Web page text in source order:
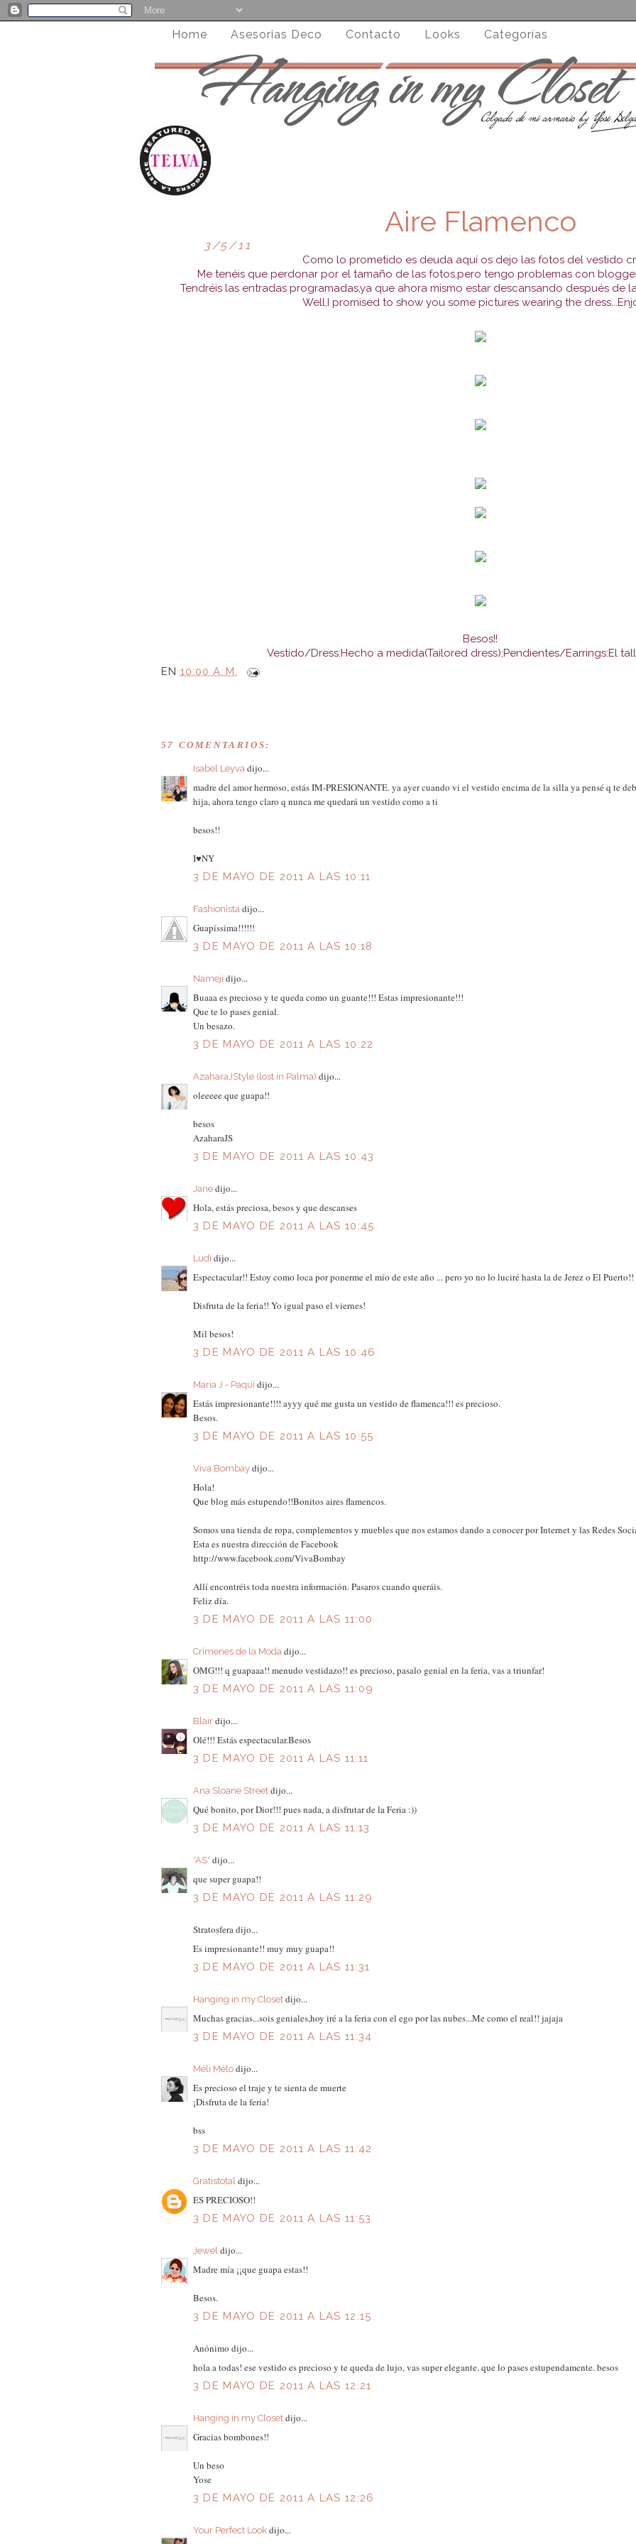
Home Asesorias Deco Contacto Looks Categorías
3/5/11
Aire Flamenco
Como lo prometido es deuda aquí os dejo las fotos del vestido
Me tenéis que perdonar por el tamaño de las fotos,pero tengo problemas con
Tendréis las entradas programadas,ya que ahora mismo estar descansando después de
Well,I promised to show you some pictures wearing the
Besos!!
Vestido/Dress:Hecho a medida(Tailored dress);Pendientes/Earrings:El
EN 10:00 A. M.
57 COMENTARIOS:
Isabel Leyvadijo...
madre del amor hermoso, estás IM-PRESIONANTE. ya ayer cuando vi el vestido encima de la silla ya pensé q te
hija, ahora tengo claro q nunca me quedará un vestido como a ti
besos!!
I♥NY
3 DE MAYO DE 2011 A LAS 10:11
Fashionistadijo...
Guapíssima!!!!!!
3 DE MAYO DE 2011 A LAS 10:18
Nameji dijo...
Buaaa es precioso y te queda como un guante!!! Estas impresionante!!!
Que te lo pases genial.
Un besazo.
3 DE MAYO DE 2011 A LAS 10:22
AzaharaJStyle (lost in Palma) dijo...
oleeeee que guapa!!
besos
AzaharaJS
3 DE MAYO DE 2011 A LAS 10:43
Janedijo...
Hola, estás preciosa, besos y que descanses
3 DE MAYO DE 2011 A LAS 10:45
Ludi dijo...
Espectacular!! Estoy como loca por ponerme el mío de este año ... pero yo no lo luciré hasta la de Jerez o El Puerto!!
Disfruta de la feria!! Yo igual paso el viernes!
Mil besos!
3 DE MAYO DE 2011 A LAS 10:46
Maria J - Paqui dijo...
Estás impresionante!!!! ayyy qué me gusta un vestido de flamenca!!! es precioso.
Besos.
3 DE MAYO DE 2011 A LAS 10:55
Viva Bombaydijo...
Hola!
Que blog más estupendo!!Bonitos aires flamencos.
Somos una tienda de ropa, complementos y muebles que nos estamos dando a conocer por Internet y las Redes
Esta es nuestra dirección de Facebook
http://www.facebook.com/VivaBombay
Allí encontréis toda nuestra información. Pasaros cuando queráis.
Feliz día.
3 DE MAYO DE 2011 A LAS 11:00
Crímenes de la Modadijo...
OMG!!! q guapaaa!! menudo vestidazo!! es precioso, pasalo genial en la feria, vas a triunfar!
3 DE MAYO DE 2011 A LAS 11:09
Blairdijo...
Olé!!! Estás espectacular.Besos
3 DE MAYO DE 2011 A LAS 11:11
Ana Sloane Streetdijo...
Qué bonito, por Dior!!! pues nada, a disfrutar de la Feria :))
3 DE MAYO DE 2011 A LAS 11:13
*AS* dijo...
que super guapa!!
3 DE MAYO DE 2011 A LAS 11:29
Stratosfera dijo...
Es impresionante!! muy muy guapa!!
3 DE MAYO DE 2011 A LAS 11:31
Hanging in my Closetdijo...
Muchas gracias...sois geniales,hoy iré a la feria con el ego por las nubes...Me como el real!! jajaja
3 DE MAYO DE 2011 A LAS 11:34
Méli Mélodijo...
Es precioso el traje y te sienta de muerte
¡Disfruta de la feria!
bss
3 DE MAYO DE 2011 A LAS 11:42
Gratistotal dijo...
ES PRECIOSO!!
3 DE MAYO DE 2011 A LAS 11:53
Jewel dijo...
Madre mía ¡¡que guapa estas!!
Besos.
3 DE MAYO DE 2011 A LAS 12:15
Anónimo dijo...
hola a todas! ese vestido es precioso y te queda de lujo, vas super elegante. que lo pases estupendamente. besos
3 DE MAYO DE 2011 A LAS 12:21
Hanging in my Closetdijo...
Gracias bombones!!
Un beso
Yose
3 DE MAYO DE 2011 A LAS 12:26
Your Perfect Lookdijo...